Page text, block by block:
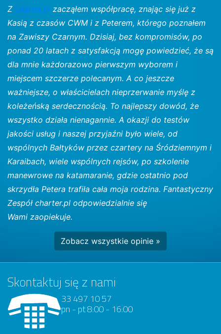
Z charter.pl zacząłem współpracę, znając się już z
Kasią z czasów CWM i z Peterem, którego poznałem
na Zawiszy Czarnym. Dzisiaj, bez kompromisów, po
ponad 20 latach z satysfakcją mogę powiedzieć, że są
dla mnie każdorazowo pierwszym wyborem i
miejscem szczerze polecanym. A co jeszcze
ważniejsze, o właścicielach nieprzerwanie myślę z
koleżeńską serdecznością. To najlepszy dowód, że
wszystko działa nienagannie. A okazji do testów
jakości usług i naszej przyjaźni było wiele, od
wspólnych Bałtyków przez czartery na Śródziemnym i
Karaibach, wiele wspólnych rejsów, po szkolenie
manewrowe na katamaranie, gdzie ostatnio pod
skrzydła Petera trafiła cała moja rodzina. Fantastyczny
Zespół charter.pl odpowiedzialnie się
Wami zaopiekuje.
Zobacz wszystkie opinie »
Skontaktuj się z nami
33 497 10 57
pn - pt 8:00 - 16:00